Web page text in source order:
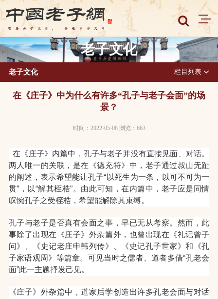
老子文化
老子文化 栏目列表
在《庄子》中为什么有许多“孔子与老子会面”的场
景？
时间：2022-05-08 浏览：663
在《庄子》内篇中，孔子与老子并没有直接见面、对话。
两人唯一的关联，是在《德充符》中，老子通过叔山无趾
的阐述，表示希望能让孔子“以死生为一条，以可不可为一
贯”，以“解其桎梏”。由此可知，在内篇中，老子应是同情
叹惋孔子之受桎梏，希望能解除其束缚。
孔子与老子是否真有会面之事，早已无从考察。然而，此
事除了出现在《庄子》外杂篇外，也曾出现在《礼记曾子
问》、《史记老庄申韩列传》、《史记孔子世家》和《孔
子家语观周》等篇章。可见当时之儒者、道者多借“孔老会
面”此一主题抒发己见。
《庄子》外杂篇中，道家后学创造出许多孔老会面与对话